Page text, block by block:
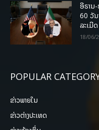
ອີຣານ-
60 ວັນ
ລະເມີ
18/06/
POPULAR
ຂ່າວພາຍ​ໃນ
ຂ່າວຕ່າງປະເທດ